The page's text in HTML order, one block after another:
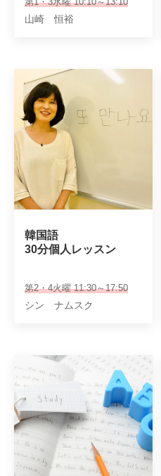
山崎 恒裕
韓国語
30分個人レッスン
第2・4火曜 11:30～17:50
シン ナムスク